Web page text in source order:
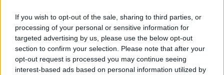
If you wish to opt-out of the sale, sharing to third parties, or
processing of your personal or sensitive information for
targeted advertising by us, please use the below opt-out
section to confirm your selection. Please note that after your
opt-out request is processed you may continue seeing
interest-based ads based on personal information utilized by
Την Κυριακή 26 Οκτωβρίου, στις 04:00 τα ξημερώματα, θα
ξαναζήσουμε το πιο παράλογο ευρωπαϊκό ραντεβού με τον
χρόνο: θα γυρίσουμε τα ρολόγια μας πίσω μία ώρα, για να
"εξοικονομήσουμε ενέργεια".